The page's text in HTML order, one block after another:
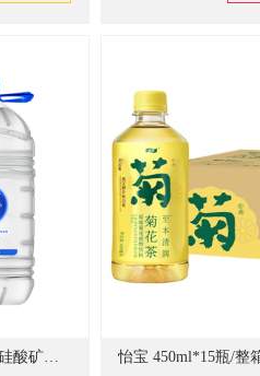
恒大冰泉 4L*4桶 长白山天然偏硅酸矿泉水 配色 单位:箱